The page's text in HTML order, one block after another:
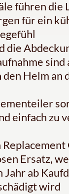
führen die
für ein
die
sind
den Helm an
einfach zu
Ersatz,
Jahr ab
wird